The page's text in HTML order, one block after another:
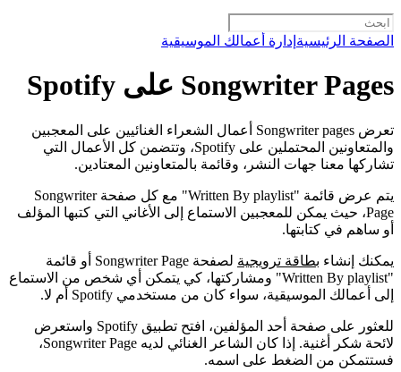
الصفحة الرئيسية إدارة أعمالك الموسيقية
Songwriter Pages على Spotify
تعرض Songwriter pages أعمال الشعراء الغنائيين على المعجبين
والمتعاونين المحتملين على Spotify، وتتضمن كل الأعمال التي
تشاركها معنا جهات النشر، وقائمة بالمتعاونين المعتادين.
يتم عرض قائمة "Written By playlist" مع كل صفحة Songwriter
Page، حيث يمكن للمعجبين الاستماع إلى الأغاني التي كتبها المؤلف
أو ساهم في كتابتها.
يمكنك إنشاء بطاقة ترويجية
لصفحة Songwriter Page أو قائمة
"Written By playlist" ومشاركتها، كي يتمكن أي شخص من الاستماع
إلى أعمالك الموسيقية، سواء كان من مستخدمي Spotify أم لا.
للعثور على صفحة أحد المؤلفين، افتح تطبيق Spotify واستعرض
لائحة شكر أغنية. إذا كان الشاعر الغنائي لديه Songwriter Page،
فستتمكن من الضغط على اسمه.